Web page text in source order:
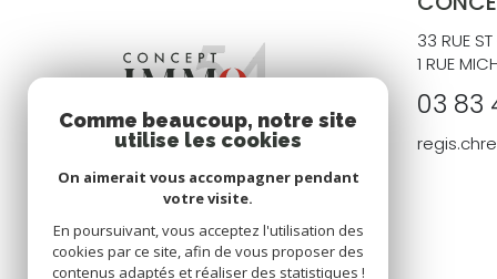
33 RUE
1 RUE
03 83
Comme beaucoup, notre site
utilise les cookies
On aimerait vous accompagner pendant
votre visite.
En poursuivant, vous acceptez l'utilisation des
cookies par ce site, afin de vous proposer des
contenus adaptés et réaliser des statistiques !